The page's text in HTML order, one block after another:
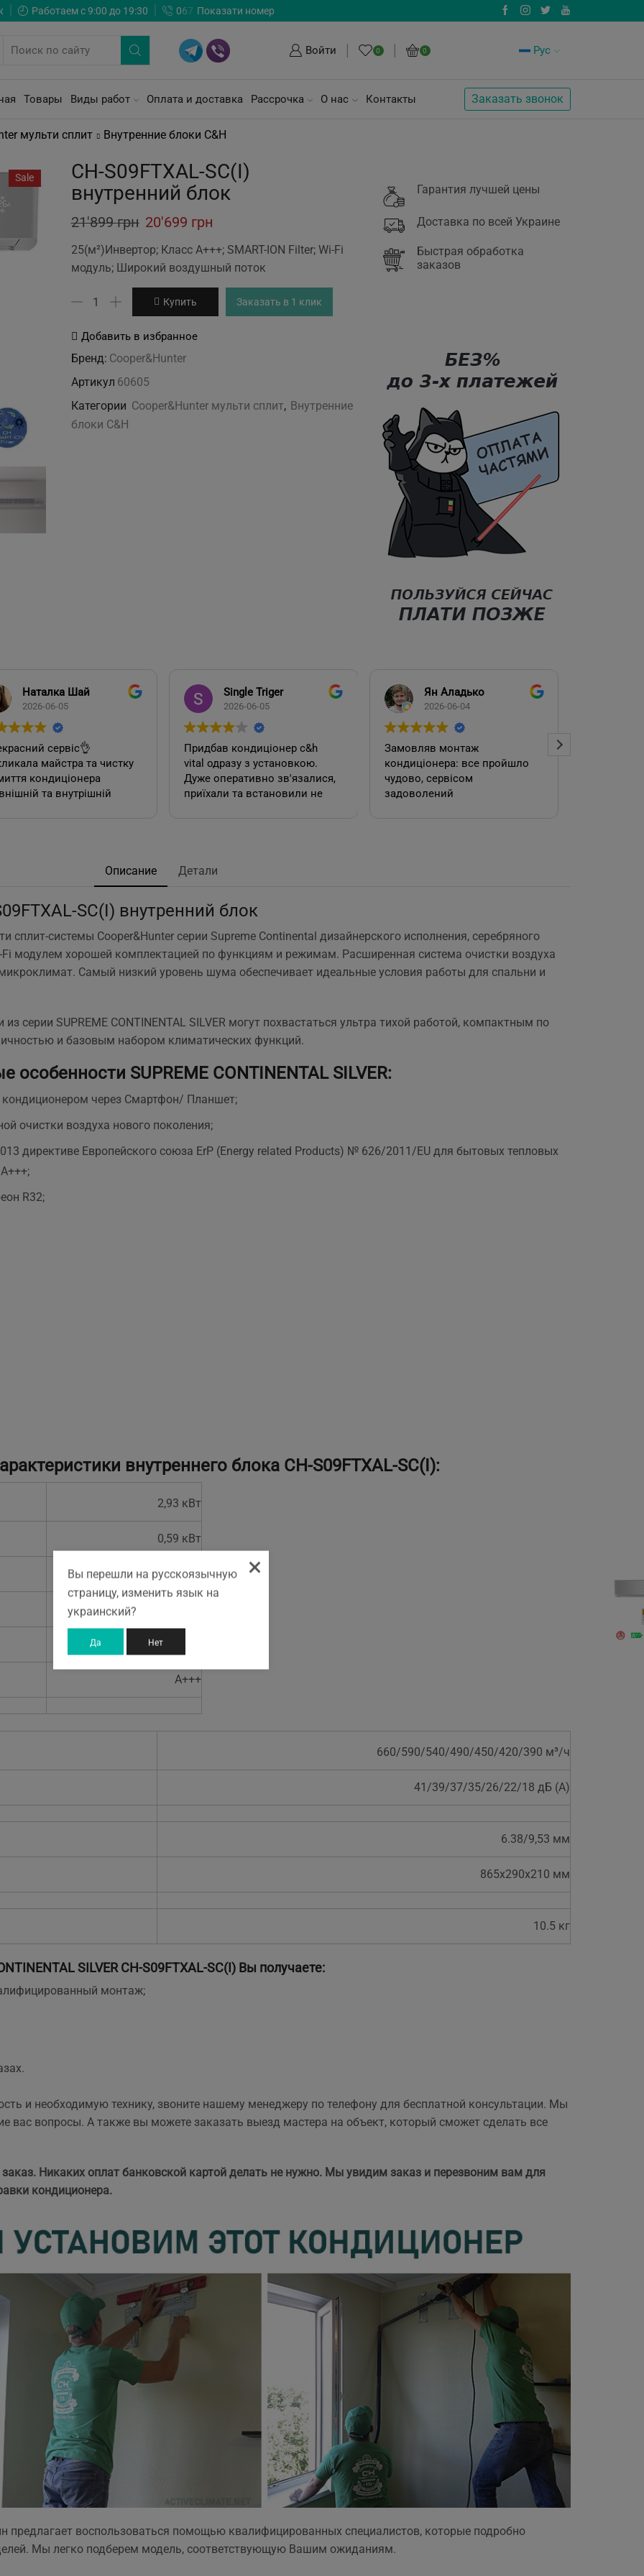
Работаем с 9:00 до 19:30 067 Показати номер
Войти 0 0 Рус
Товары Виды работ Оплата и доставка Рассрочка О нас Контакты Заказать звонок
мульти сплит Внутренние блоки C&H
Sale
CH-S09FTXAL-SC(I)
внутренний блок
21'899грн Original
price
was:
21'899 грн.
20'699 грн
price
is:
20'699 грн.
25(м²)Инвертор; Класс А+++; SMART-ION Filter; Wi-Fi
модуль; Широкий воздушный поток
Количество
CH-
S09FTXAL-
внутренний
блок
Купить Заказать в 1 клик
Добавить в избранное
Бренд: Cooper&Hunter
Артикул 60605
Категории Cooper&Hunter мульти сплит, Внутренние
блоки C&H
Гарантия лучшей цены
Доставка по всей Украине
Быстрая обработка
заказов
Наталка Шай
2026-06-05
сервіс👌
майстра та чистку
кондиціонера
та внутрішній
у цієї фірми 2
Задоволена,
їх, так і
неодмінно звертатись
рекомендувати!
Single Triger
2026-06-05
Придбав кондиціонер c&h
vital одразу з установкою.
Дуже оперативно зв'язалися,
приїхали та встановили не
пропозиція, акційної
саме в цьому магазині. Але
ж по факту стандартна
установка в стандартній
панельній 12 поверхів ці
вийшла знову ж така сама,
тільки оперативність, і
можливість розрахунку на
місті за фактично товар і
встановлення.
Ян Аладько
2026-06-04
Замовляв монтаж
кондиціонера: все пройшло
чудово, сервісом
задоволений
Описание Детали
SC(I) внутренний блок
сплит-системы Cooper&Hunter серии Supreme Continental дизайнерского исполнения, серебряного
модулем хорошей комплектацией по функциям и режимам. Расширенная система очистки воздуха
Самый низкий уровень шума обеспечивает идеальные условия работы для спальни и
из серии SUPREME CONTINENTAL SILVER могут похвастаться ультра тихой работой, компактным по
и базовым набором климатических функций.
особенности SUPREME CONTINENTAL SILVER:
через Смартфон/ Планшет;
очистки воздуха нового поколения;
директиве Европейского союза ErP (Energy related Products) № 626/2011/EU для бытовых тепловых
R32;
внутреннего блока CH-S09FTXAL-SC(I):
2,93 кВт
0,59 кВт
220~240В/1Ф/50Гц
А+++
660/590/540/490/450/420/390 м³/ч
41/39/37/35/26/22/18 дБ (A)
6.38/9,53 мм
865x290x210 мм
10.5 кг
SILVER CH-S09FTXAL-SC(I) Вы получаете:
монтаж;
и необходимую технику, звоните нашему менеджеру по телефону для бесплатной консультации. Мы
вас вопросы. А также вы можете заказать выезд мастера на объект, который сможет сделать все
Никаких оплат банковской картой делать не нужно. Мы увидим заказ и перезвоним вам для
кондиционера.
предлагает воспользоваться помощью квалифицированных специалистов, которые подробно
Мы легко подберем модель, соответствующую Вашим ожиданиям.
×
Вы перешли на русскоязычную
страницу, изменить язык на
украинский?
Да Нет